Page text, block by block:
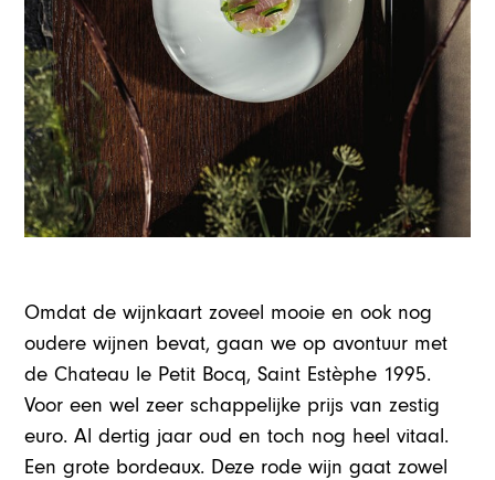
Omdat de wijnkaart zoveel mooie en ook nog
oudere wijnen bevat, gaan we op avontuur met
de Chateau le Petit Bocq, Saint Estèphe 1995.
Voor een wel zeer schappelijke prijs van zestig
euro. Al dertig jaar oud en toch nog heel vitaal.
Een grote bordeaux. Deze rode wijn gaat zowel